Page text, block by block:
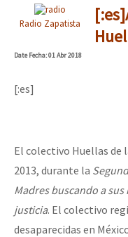
Radio Zapatista
DateFecha: 01 Abr 2018
[:es]
El colectivo Huellas de
2013, durante la
Madres buscando a
justicia. El colectivo
desaparecidas en